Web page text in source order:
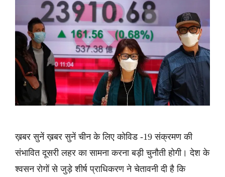
ख़बर सुनें ख़बर सुनें चीन के लिए कोविड -19 संक्रमण की
संभावित दूसरी लहर का सामना करना बड़ी चुनौती होगी। देश के
श्वसन रोगों से जुड़े शीर्ष प्राधिकरण ने चेतावनी दी है कि